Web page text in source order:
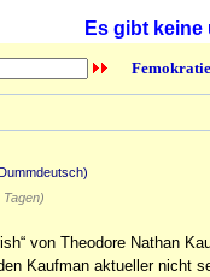
Es gibt
von Theodore Nathan
Kaufman aktueller nicht